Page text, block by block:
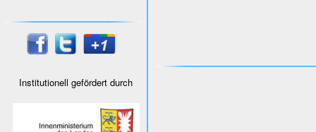
Institutionell gefördert durch